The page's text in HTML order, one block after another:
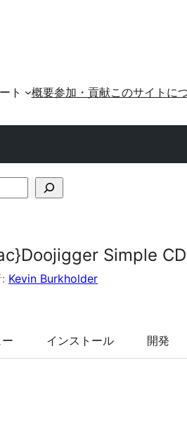
ト 概要参加・貢献このサイトに
Simple
Kevin Burkholder
インストール 開発